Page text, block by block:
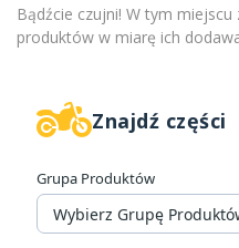
Znajdź części
Grupa Produktów
Bądźcie czujni! W tym
produktów w miarę ich